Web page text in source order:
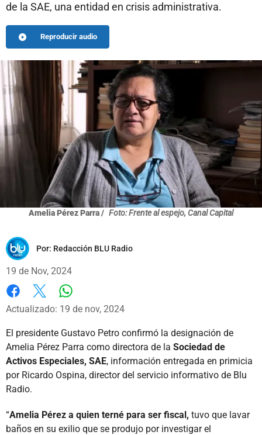
de la SAE, una entidad en crisis administrativa.
Reproducir audio
Amelia Pérez Parra / Foto: Frente al espejo, Canal Capital
Por: Redacción BLU Radio
19 de Nov, 2024
Facebook
X
Actualizado: 19 de nov, 2024
El presidente Gustavo Petro confirmó la designación de
Amelia Pérez Parra como directora de la Sociedad de
Activos Especiales, SAE, información entregada en primicia
por Ricardo Ospina, director del servicio informativo de Blu
Radio.
“Amelia Pérez a quien terné para ser fiscal, tuvo que lavar
baños en su exilio que se produjo por investigar el